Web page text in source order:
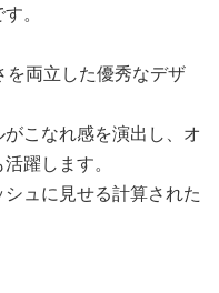
。
両立した優秀なデザ
こなれ感を演出し、オ
躍します。
ュに見せる計算された